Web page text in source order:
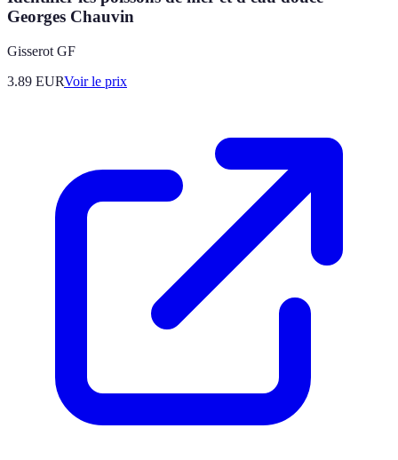
Georges Chauvin
Gisserot GF
3.89 EURVoir le prix